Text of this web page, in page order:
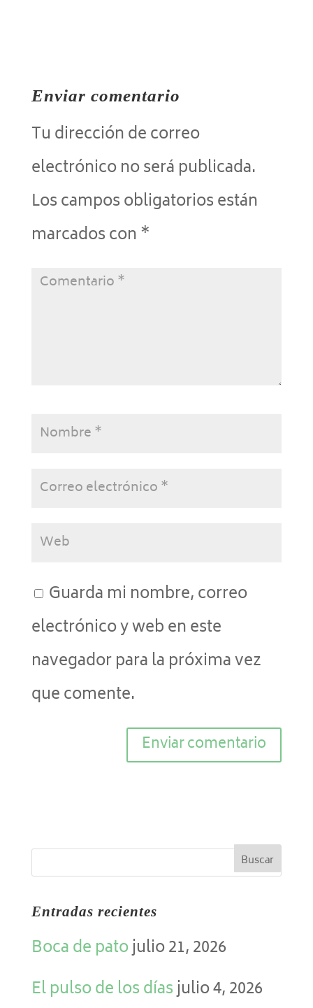
Enviar comentario
Tu dirección de correo
electrónico no será publicada.
Los campos obligatorios están
marcados con*
Guarda mi nombre, correo
electrónico y web en este
navegador para la próxima vez
que comente.
Entradas recientes
Boca de patojulio 21, 2026
El pulso de los díasjulio 4, 2026